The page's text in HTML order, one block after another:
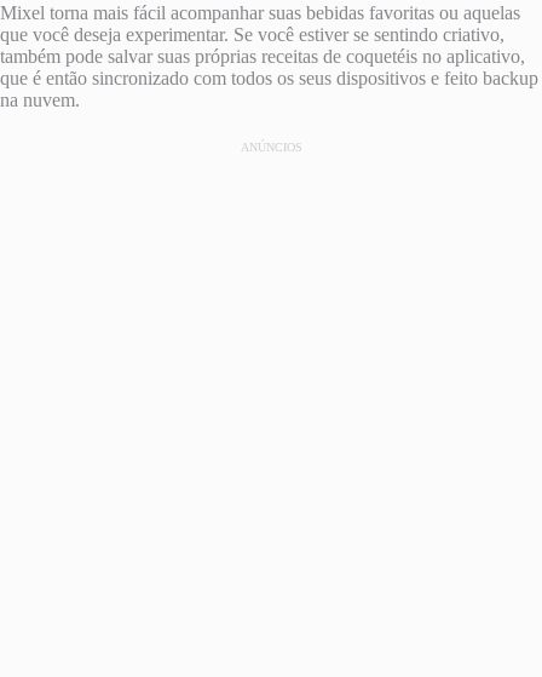
Mixel torna mais fácil acompanhar suas bebidas favoritas ou aquelas
que você deseja experimentar. Se você estiver se sentindo criativo,
também pode salvar suas próprias receitas de coquetéis no aplicativo,
que é então sincronizado com todos os seus dispositivos e feito backup
na nuvem.
ANÚNCIOS